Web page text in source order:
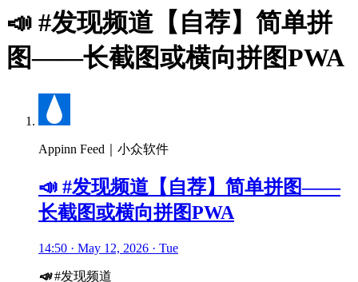
📣 #发现频道【自荐】简单拼
图——长截图或横向拼图PWA
Appinn Feed｜小众软件
📣 #发现频道【自荐】简单拼图——
长截图或横向拼图PWA
14:50 · May 12, 2026 · Tue
📣#发现频道